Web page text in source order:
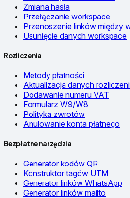
Zmiana hasła
Przełączanie workspace
Przenoszenie linków między
Usunięcie danych workspace
Rozliczenia
Metody płatności
Aktualizacja danych
Dodawanie numeru VAT
Formularz W9/W8
Polityka zwrotów
Anulowanie konta płatnego
Bezpłatne narzędzia
Generator kodów QR
Konstruktor tagów UTM
Generator linków WhatsApp
Generator linków mailto